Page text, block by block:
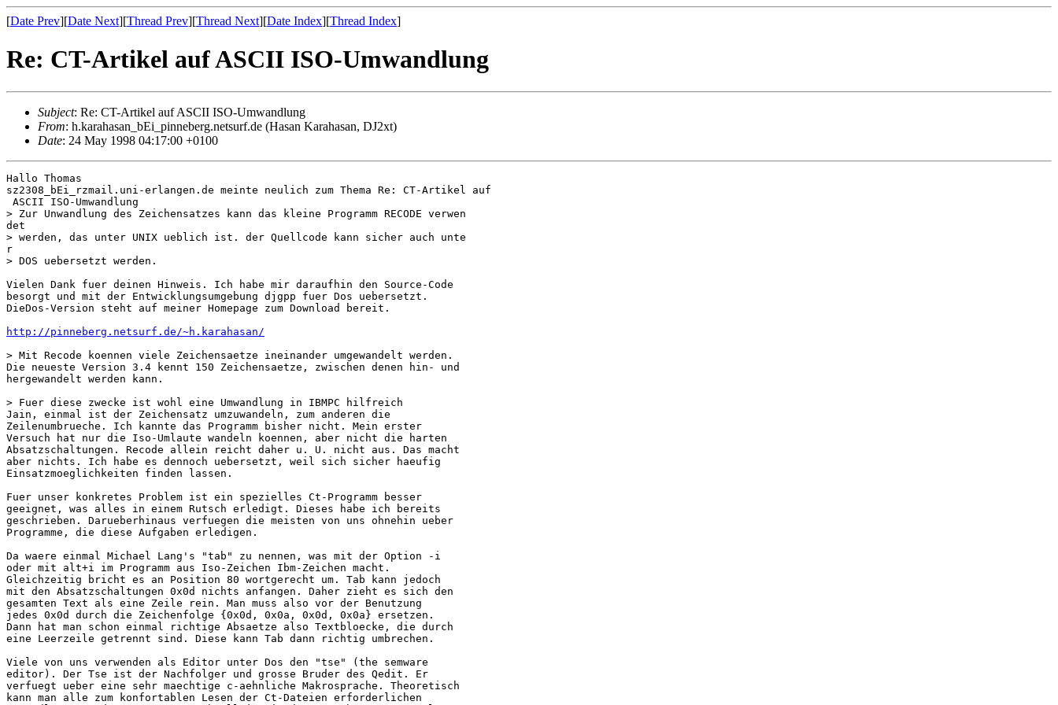
[Date Prev][Date Next][Thread Prev][Thread Next][Date Index][Thread Index]
Re: CT-Artikel auf ASCII ISO-Umwandlung
Subject: Re: CT-Artikel auf ASCII ISO-Umwandlung
From: h.karahasan_bEi_pinneberg.netsurf.de (Hasan Karahasan, DJ2xt)
Date: 24 May 1998 04:17:00 +0100
Hallo Thomas
sz2308_bEi_rzmail.uni-erlangen.de meinte neulich zum Thema Re: CT-Artikel auf
ASCII ISO-Umwandlung
> Zur Unwandlung des Zeichensatzes kann das kleine Programm RECODE verwen
det
> werden, das unter UNIX ueblich ist. der Quellcode kann sicher auch unte
r
> DOS uebersetzt werden.
Vielen Dank fuer deinen Hinweis. Ich habe mir daraufhin den Source-Code
besorgt und mit der Entwicklungsumgebung djgpp fuer Dos uebersetzt.
DieDos-Version steht auf meiner Homepage zum Download bereit.
http://pinneberg.netsurf.de/~h.karahasan/
> Mit Recode koennen viele Zeichensaetze ineinander umgewandelt werden.
Die neueste Version 3.4 kennt 150 Zeichensaetze, zwischen denen hin- und
hergewandelt werden kann.
> Fuer diese zwecke ist wohl eine Umwandlung in IBMPC hilfreich
Jain, einmal ist der Zeichensatz umzuwandeln, zum anderen die
Zeilenumbrueche. Ich kannte das Programm bisher nicht. Mein erster
Versuch hat nur die Iso-Umlaute wandeln koennen, aber nicht die harten
Absatzschaltungen. Recode allein reicht daher u. U. nicht aus. Das macht
aber nichts. Ich habe es dennoch uebersetzt, weil sich sicher haeufig
Einsatzmoeglichkeiten finden lassen.
Fuer unser konkretes Problem ist ein spezielles Ct-Programm besser
geeignet, was alles in einem Rutsch erledigt. Dieses habe ich bereits
geschrieben. Darueberhinaus verfuegen die meisten von uns ohnehin ueber
Programme, die diese Aufgaben erledigen.
Da waere einmal Michael Lang's "tab" zu nennen, was mit der Option -i
oder mit alt+i im Programm aus Iso-Zeichen Ibm-Zeichen macht.
Gleichzeitig bricht es an Position 80 wortgerecht um. Tab kann jedoch
mit den Absatzschaltungen 0x0d nichts anfangen. Daher zieht es sich den
gesamten Text als eine Zeile rein. Man muss also vor der Benutzung
jedes 0x0d durch die Zeichenfolge {0x0d, 0x0a, 0x0d, 0x0a} ersetzen.
Dann hat man schon einmal richtige Absaetze also Textbloecke, die durch
eine Leerzeile getrennt sind. Diese kann Tab dann richtig umbrechen.
Viele von uns verwenden als Editor unter Dos den "tse" (the semware
editor). Der Tse ist der Nachfolger und grosse Bruder des Qedit. Er
verfuegt ueber eine sehr maechtige c-aehnliche Makrosprache. Theoretisch
kann man alle zum konfortablen Lesen der Ct-Dateien erforderlichen